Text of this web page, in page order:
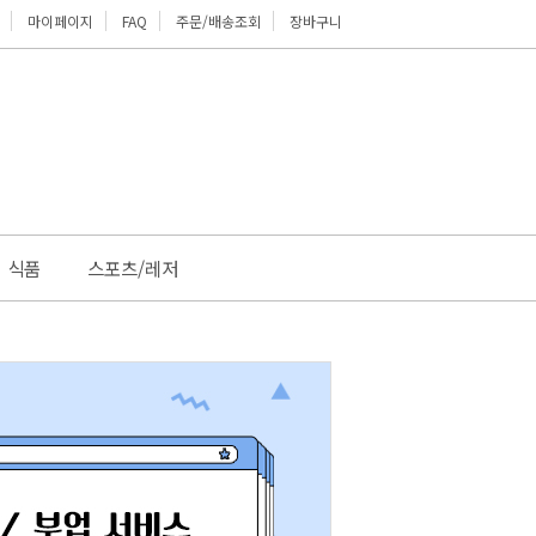
마이페이지 FAQ 주문/배송조회 장바구니
식품 스포츠/레저